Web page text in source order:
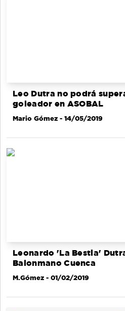
Leo Dutra no podrá
goleador en ASOBAL
Mario Gómez - 14/05/2019
Leonardo 'La Bestia'
Balonmano Cuenca
M.Gómez - 01/02/2019